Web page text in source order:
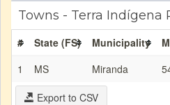
Towns - Terra Indígena
# State (FS) Municipality
1
MS Miranda
Export to CSV